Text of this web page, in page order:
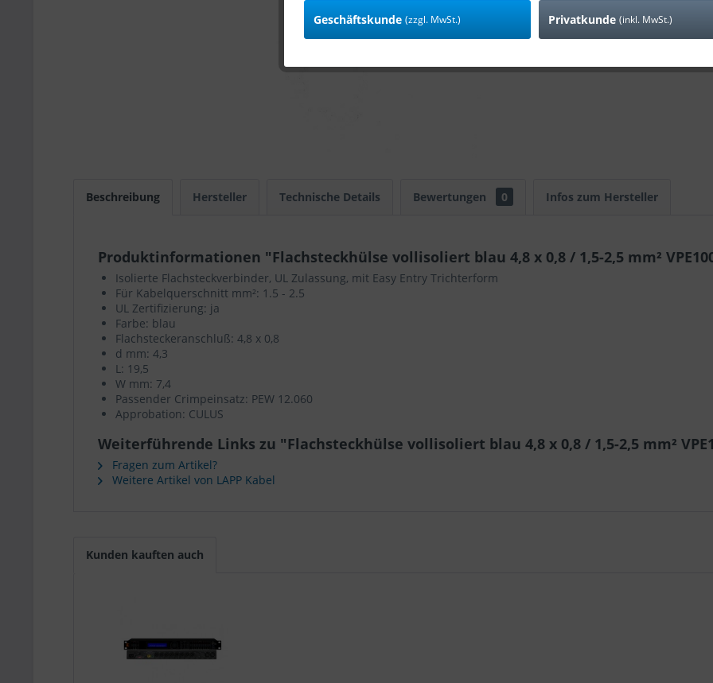
Beschreibung Hersteller Technische Details Bewertungen 0 Infos zum Hersteller
Produktinformationen "Flachsteckhülse vollisoliert blau 4,8 x 0,8 / 1,5-2,5 mm²
Isolierte Flachsteckverbinder, UL Zulassung, mit Easy Entry Trichterform
Für Kabelquerschnitt mm²: 1.5 - 2.5
UL Zertifizierung: ja
Farbe: blau
Flachsteckeranschluß: 4,8 x 0,8
d mm: 4,3
L: 19,5
W mm: 7,4
Passender Crimpeinsatz: PEW 12.060
Approbation: CULUS
Weiterführende Links zu "Flachsteckhülse vollisoliert blau 4,8 x 0,8 / 1,5-2,5 mm²
Fragen zum Artikel?
Weitere Artikel von LAPP Kabel
Kunden kauften auch
Geschäftskunde (zzgl. MwSt.) Privatkunde (inkl. MwSt.)